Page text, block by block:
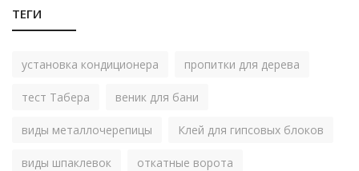
ТЕГИ
установка кондиционера пропитки для дерева
тест Табера веник для бани
виды металлочерепицы Клей для гипсовых блоков
виды шпаклевок откатные ворота